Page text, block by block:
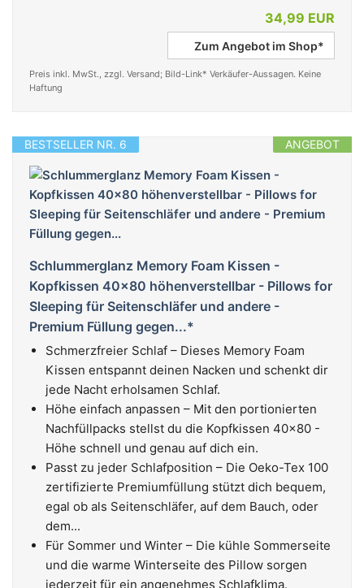
34,99 EUR
Zum Angebot im Shop*
Preis inkl. MwSt., zzgl. Versand; Bild-Link* Verkäufer-Aussagen. Keine
Haftung
ANGEBOT
BESTSELLER NR. 6
Schlummerglanz Memory Foam Kissen -
Kopfkissen 40x80 höhenverstellbar - Pillows for
Sleeping für Seitenschläfer und andere -
Premium Füllung gegen...*
Schmerzfreier Schlaf – Dieses Memory Foam
Kissen entspannt deinen Nacken und schenkt dir
jede Nacht erholsamen Schlaf.
Höhe einfach anpassen – Mit den portionierten
Nachfüllpacks stellst du die Kopfkissen 40x80 -
Höhe schnell und genau auf dich ein.
Passt zu jeder Schlafposition – Die Oeko-Tex 100
zertifizierte Premiumfüllung stützt dich bequem,
egal ob als Seitenschläfer, auf dem Bauch, oder
dem...
Für Sommer und Winter – Die kühle Sommerseite
und die warme Winterseite des Pillow sorgen
jederzeit für ein angenehmes Schlafklima.